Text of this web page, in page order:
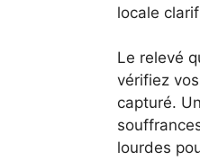
locale
Le relevé
vérifiez
capturé.
lourdes